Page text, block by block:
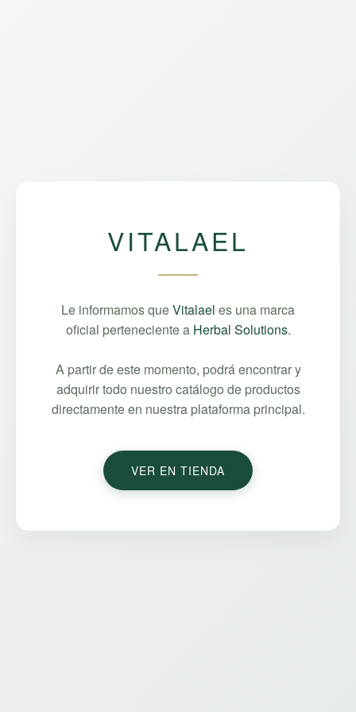
VITALAEL
Le informamos queVitalael es una marca
oficial perteneciente a Herbal Solutions.
A partir de este momento, podrá encontrar y
adquirir todo nuestro catálogo de productos
directamente en nuestra plataforma principal.
VER EN TIENDA